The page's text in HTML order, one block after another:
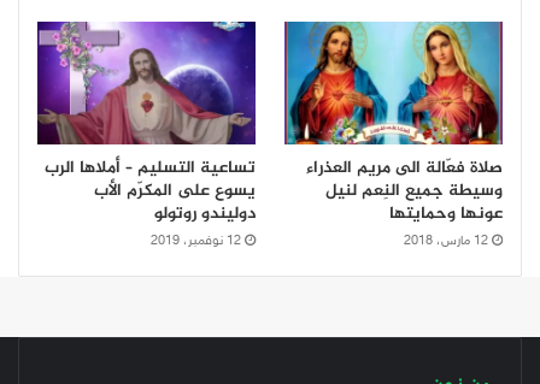
صلاة فعّالة الى مريم العذراء
وسيطة جميع النِعم لنيل
عونها وحمايتها
12 مارس، 2018
تساعية التسليم – أملاها الرب
يسوع على المكرّم الأب
دوليندو روتولو
12 نوفمبر، 2019